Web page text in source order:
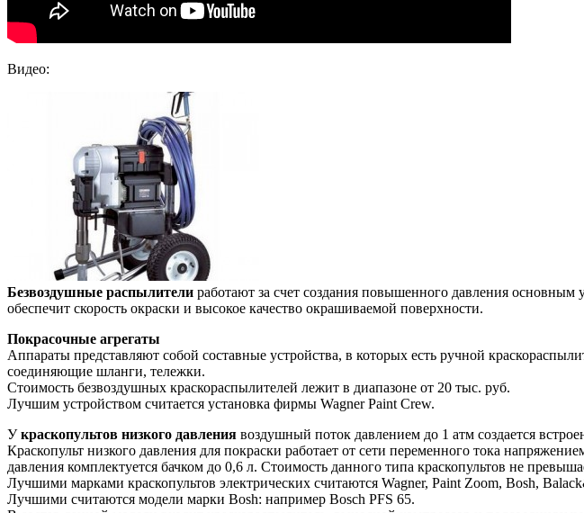
Видео:
Безвоздушные распылители работают за счет создания повышенного давления
обеспечит скорость окраски и высокое качество окрашиваемой поверхности.
Покрасочные агрегаты
Аппараты представляют собой составные устройства, в которых есть ручной
соединяющие шланги, тележки.
Стоимость безвоздушных краскораспылителей лежит в диапазоне от 20 тыс. руб.
Лучшим устройством считается установка фирмы Wagner Paint Crew.
Украскопультов низкого давления воздушный поток давлением до 1 атм создается
Краскопульт низкого давления для покраски работает от сети переменного тока
давления комплектуется бачком до 0,6 л. Стоимость данного типа краскопультов не
Лучшими марками краскопультов электрических считаются Wagner, Paint Zoom, Bosh,
Лучшими считаются модели марки Bosh: например Bosch PFS 65.